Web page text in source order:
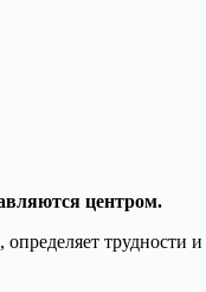
центром.
трудности